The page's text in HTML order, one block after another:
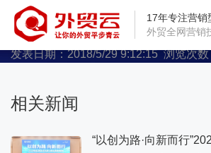
17年专注营销
外贸全网营销
英文网站想要做好
发表日期：2018/5/29 9:12:15 浏览次
相关新闻
“以创为路·向新而行